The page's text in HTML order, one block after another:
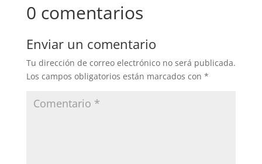
0 comentarios
Enviar un comentario
Tu dirección de correo electrónico no será publicada.
Los campos obligatorios están marcados con *